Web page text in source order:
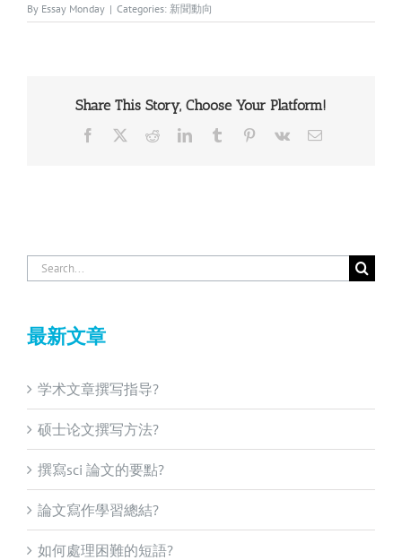
By Essay Monday | Categories: 新聞動向
Share This Story, Choose Your Platform!
Facebook RedditLinkedInTumblr Pinterest
Vk Email
Search
for:
最新文章
学术文章撰写指导?
硕士论文撰写方法?
撰寫sci 論文的要點?
論文寫作學習總結?
如何處理困難的短語?